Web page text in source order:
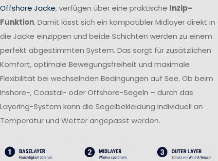
Offshore Jacke, verfügen über eine praktische Inzip-
Funktion. Damit lässt sich ein kompatibler Midlayer direkt in
die Jacke einzippen und beide Schichten werden zu einem
perfekt abgestimmten System. Das sorgt für zusätzlichen
Komfort, optimale Bewegungsfreiheit und maximale
Flexibilität bei wechselnden Bedingungen auf See. Ob beim
Inshore-, Coastal- oder Offshore-Segeln – durch das
Layering-System kann die Segelbekleidung individuell an
Temperatur und Wetter angepasst werden.